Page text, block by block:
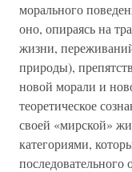
морального
оно, опираясь на
жизни,
природы),
новой морали и
теоретическое
своей «мирской»
категориями,